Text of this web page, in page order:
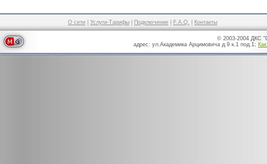
О сети Услуги-Тарифы Подключение F.A.Q. Контакты
© 2003-2004 ДКС
адрес: ул.Академика Арцимовича д.9 к.1 под.1;